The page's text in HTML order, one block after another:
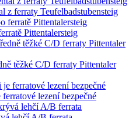
z ferraty Teufelbadstubensteig
Pittentalersteig
těžké C/D ferraty Pittentaler
lezení bezpečné